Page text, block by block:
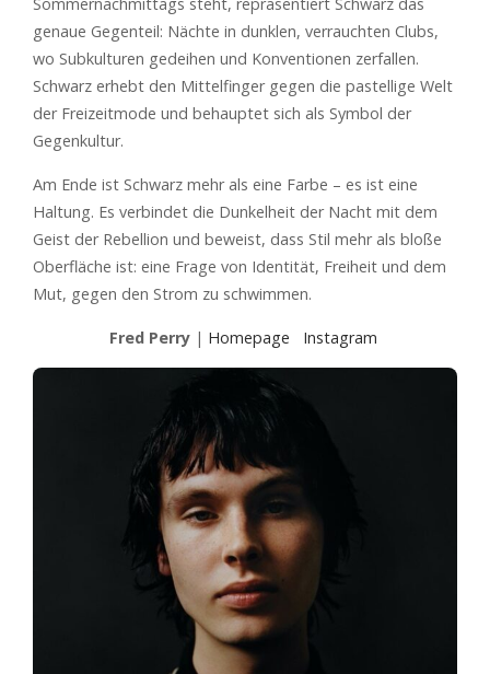
Sommernachmittags steht, repräsentiert Schwarz das
genaue Gegenteil: Nächte in dunklen, verrauchten Clubs,
wo Subkulturen gedeihen und Konventionen zerfallen.
Schwarz erhebt den Mittelfinger gegen die pastellige Welt
der Freizeitmode und behauptet sich als Symbol der
Gegenkultur.
Am Ende ist Schwarz mehr als eine Farbe – es ist eine
Haltung. Es verbindet die Dunkelheit der Nacht mit dem
Geist der Rebellion und beweist, dass Stil mehr als bloße
Oberfläche ist: eine Frage von Identität, Freiheit und dem
Mut, gegen den Strom zu schwimmen.
Fred Perry| Homepage Instagram